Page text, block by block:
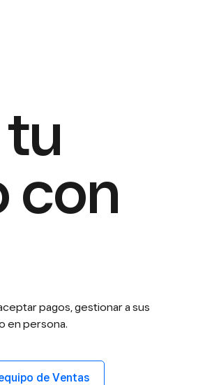
con
pagos, gestionar a sus
en persona.
de Ventas